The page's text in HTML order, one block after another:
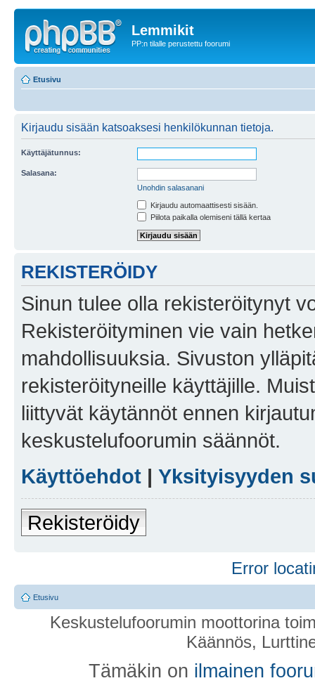
Lemmikit
PP:n tilalle perustettu foorumi
Etusivu
Kirjaudu sisään katsoaksesi henkilökunnan tietoja.
Käyttäjätunnus:
Salasana:
Unohdin salasanani
Kirjaudu automaattisesti sisään.
Piilota paikalla olemiseni tällä kertaa
REKISTERÖIDY
Sinun tulee olla rekisteröitynyt
Rekisteröityminen vie vain
mahdollisuuksia. Sivuston
rekisteröityneille käyttäjille.
liittyvät käytännöt ennen
keskustelufoorumin säännöt.
Käyttöehdot | Yksityisyyden
Rekisteröidy
Error
Etusivu
Keskustelufoorumin moottorina
Käännös,
Tämäkin on ilmainen